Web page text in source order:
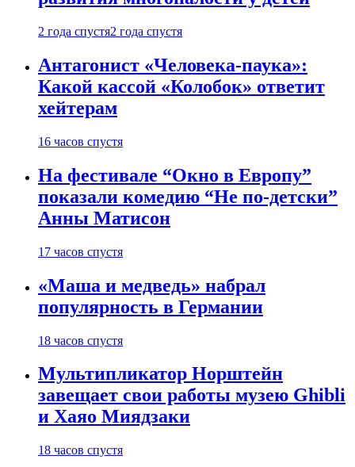
2 года спустя2 года спустя
Антагонист «Человека-паука»:
Какой кассой «Колобок» ответит
хейтерам
16 часов спустя
На фестивале “Окно в Европу”
показали комедию “Не по-детски”
Анны Матисон
17 часов спустя
«Маша и медведь» набрал
популярность в Германии
18 часов спустя
Мультипликатор Норштейн
завещает свои работы музею Ghibli
и Хаяо Миядзаки
18 часов спустя